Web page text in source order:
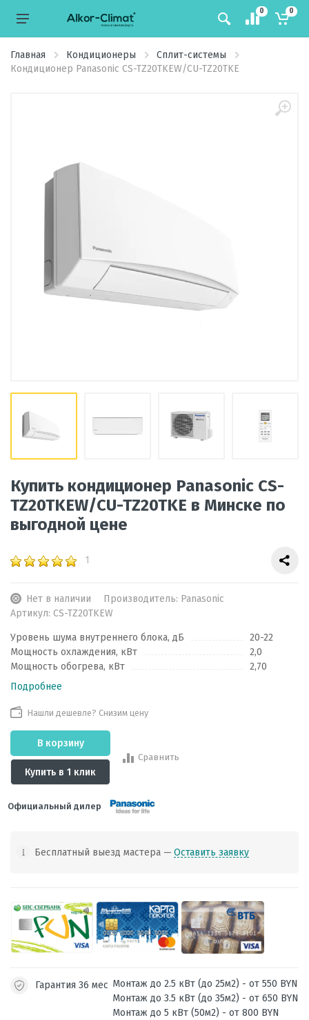
0 0
Главная Кондиционеры
Сплит-системы
Кондиционер Panasonic CS-TZ20TKEW/CU-TZ20TKE
Купить кондиционер Panasonic CS-
TZ20TKEW/CU-TZ20TKE в Минске по
выгодной цене
1
Нет в наличии Производитель: Panasonic
Артикул: CS-TZ20TKEW
Уровень шума внутреннего блока, дБ
20-22
Мощность охлаждения, кВт
2,0
Мощность обогрева, кВт
2,70
Подробнее
Нашли дешевле? Снизим цену
В корзину
Купить в 1 клик
Сравнить
Официальный дилер
Бесплатный выезд мастера — Оставить заявку
Гарантия 36 мес Монтаж до 2.5 кВт (до 25м2) - от 550 BYN
Монтаж до 3.5 кВт (до 35м2) - от 650 BYN
Монтаж до 5 кВт (50м2) - от 800 BYN